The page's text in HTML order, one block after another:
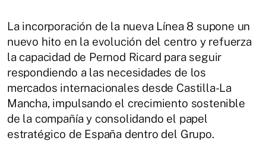
La incorporación de la nueva Línea 8 supone un
nuevo hito en la evolución del centro y refuerza
la capacidad de Pernod Ricard para seguir
respondiendo a las necesidades de los
mercados internacionales desde Castilla-La
Mancha, impulsando el crecimiento sostenible
de la compañía y consolidando el papel
estratégico de España dentro del Grupo.